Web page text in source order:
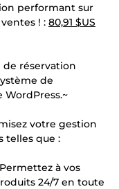
performant sur
! : 80,91 $US
de réservation
de
votre gestion
telles que :
à vos
24/7 en toute